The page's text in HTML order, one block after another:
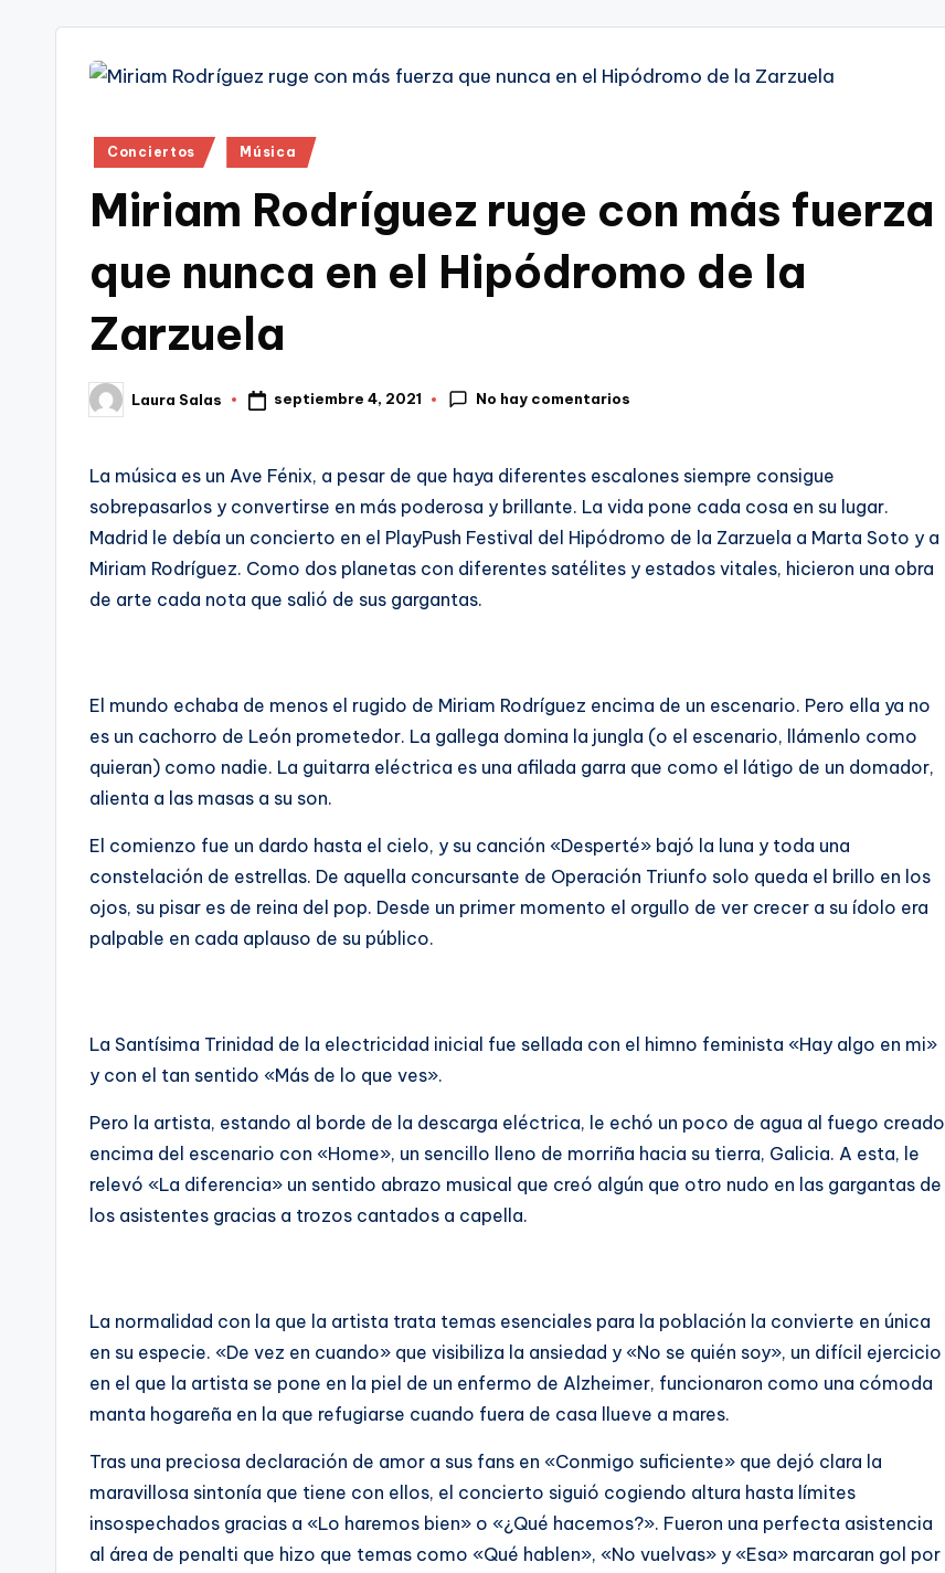
Publicado
Conciertos Música
Miriam Rodríguez ruge con más fuerza
que nunca en el Hipódromo de la
Zarzuela
Publicado
por
Laura Salas septiembre 4, 2021 No hay comentarios
La música es un Ave Fénix, a pesar de que haya diferentes escalones siempre consigue
sobrepasarlos y convertirse en más poderosa y brillante. La vida pone cada cosa en su lugar.
Madrid le debía un concierto en el PlayPush Festival del Hipódromo de la Zarzuela a Marta Soto y a
Miriam Rodríguez. Como dos planetas con diferentes satélites y estados vitales, hicieron una obra
de arte cada nota que salió de sus gargantas.
El mundo echaba de menos el rugido de Miriam Rodríguez encima de un escenario. Pero ella ya no
es un cachorro de León prometedor. La gallega domina la jungla (o el escenario, llámenlo como
quieran) como nadie. La guitarra eléctrica es una afilada garra que como el látigo de un domador,
alienta a las masas a su son.
El comienzo fue un dardo hasta el cielo, y su canción «Desperté» bajó la luna y toda una
constelación de estrellas. De aquella concursante de Operación Triunfo solo queda el brillo en los
ojos, su pisar es de reina del pop. Desde un primer momento el orgullo de ver crecer a su ídolo era
palpable en cada aplauso de su público.
La Santísima Trinidad de la electricidad inicial fue sellada con el himno feminista «Hay algo en mi»
y con el tan sentido «Más de lo que ves».
Pero la artista, estando al borde de la descarga eléctrica, le echó un poco de agua al fuego creado
encima del escenario con «Home», un sencillo lleno de morriña hacia su tierra, Galicia. A esta, le
relevó «La diferencia» un sentido abrazo musical que creó algún que otro nudo en las gargantas de
los asistentes gracias a trozos cantados a capella.
La normalidad con la que la artista trata temas esenciales para la población la convierte en única
en su especie. «De vez en cuando» que visibiliza la ansiedad y «No se quién soy», un difícil ejercicio
en el que la artista se pone en la piel de un enfermo de Alzheimer, funcionaron como una cómoda
manta hogareña en la que refugiarse cuando fuera de casa llueve a mares.
Tras una preciosa declaración de amor a sus fans en «Conmigo suficiente» que dejó clara la
maravillosa sintonía que tiene con ellos, el concierto siguió cogiendo altura hasta límites
insospechados gracias a «Lo haremos bien» o «¿Qué hacemos?». Fueron una perfecta asistencia
al área de penalti que hizo que temas como «Qué hablen», «No vuelvas» y «Esa» marcaran gol por